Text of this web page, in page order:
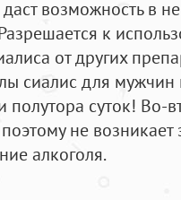
возможность в
к
от других
сиалис для
полутора суток! Во-
не
алкоголя.